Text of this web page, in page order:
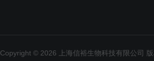
Copyright © 2026 上海信裕生物科技有限公司